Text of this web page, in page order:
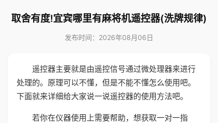
取舍有度!宜宾哪里有麻将机遥控器(洗牌规律)
发布时间：2026年08月06日
遥控器主要就是由遥控信号通过微处理器来进行
处理的。原理可以不懂，但是不能不懂怎么使用吧。
下面就来详细给大家说一说遥控器的使用方法吧。
若你在仪器使用上需要帮助，想获取一对一指